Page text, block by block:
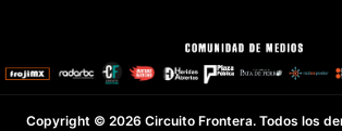
Copyright © 2026 Circuito Frontera. Todos los